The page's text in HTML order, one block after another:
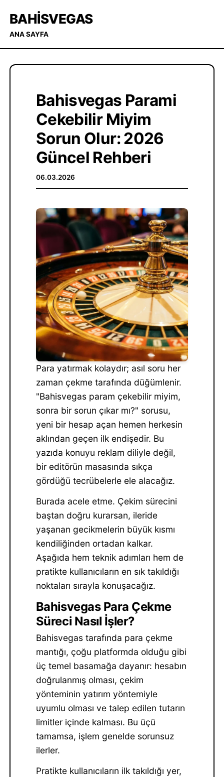
BAHISVEGAS
ANA SAYFA
Bahisvegas Parami
Cekebilir Miyim
Sorun Olur: 2026
Güncel Rehberi
06.03.2026
Para yatırmak kolaydır; asıl soru her
zaman çekme tarafında düğümlenir.
"Bahisvegas param çekebilir miyim,
sonra bir sorun çıkar mı?" sorusu,
yeni bir hesap açan hemen herkesin
aklından geçen ilk endişedir. Bu
yazıda konuyu reklam diliyle değil,
bir editörün masasında sıkça
gördüğü tecrübelerle ele alacağız.
Burada acele etme. Çekim sürecini
baştan doğru kurarsan, ileride
yaşanan gecikmelerin büyük kısmı
kendiliğinden ortadan kalkar.
Aşağıda hem teknik adımları hem de
pratikte kullanıcıların en sık takıldığı
noktaları sırayla konuşacağız.
Bahisvegas Para Çekme
Süreci Nasıl İşler?
Bahisvegas tarafında para çekme
mantığı, çoğu platformda olduğu gibi
üç temel basamağa dayanır: hesabın
doğrulanmış olması, çekim
yönteminin yatırım yöntemiyle
uyumlu olması ve talep edilen tutarın
limitler içinde kalması. Bu üçü
tamamsa, işlem genelde sorunsuz
ilerler.
Pratikte kullanıcıların ilk takıldığı yer,